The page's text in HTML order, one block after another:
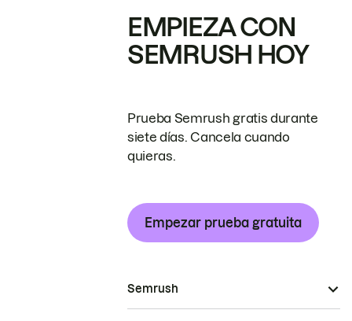
EMPIEZA CON
SEMRUSH HOY
Prueba Semrush gratis durante
siete días. Cancela cuando
quieras.
Empezar prueba gratuita
Semrush